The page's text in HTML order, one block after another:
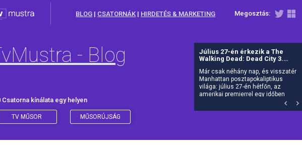
Megosztás:
BLOG | CSATORNÁK | HIRDETÉS & MARKETING
- Blog
Csatorna kínálata egy helyen
TV MŰSOR MŰSORÚJSÁG
Július 27-én érkezik a The
Walking Dead: Dead City 3.
Már csak néhány nap, és visszatér
Manhattan posztapokaliptikus
világa: július 27-én hétfőn, az
amerikai premierrel egy időben
debütál itthon is az AMC-n a The